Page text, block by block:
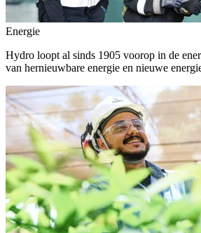
Energie
Hydro loopt al sinds 1905 voorop in de
van hernieuwbare energie en nieuwe